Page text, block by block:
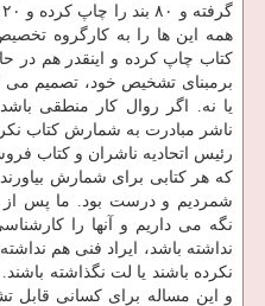
همه این ها را به كارگروه
كتاب چاپ كرده و اینقدر هم در
برمبنای تشخیص خود، تصمیم می
یا نه. اگر روال كار منطقی
ناشر مبادرت به شمارش كتاب
رئیس اتحادیه ناشران و كتاب
كه هر كتابی برای شمارش بیاورند
شمردیم و درست بود. ما پس از
نگه می داریم و آنها را
نداشته باشد، ایراد فنی هم
نكرده باشند یا لت نگذاشته
و این مساله برای كسانی